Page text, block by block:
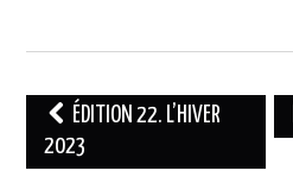
Post
navigation
ÉDITION 22. L’HIVER
2023